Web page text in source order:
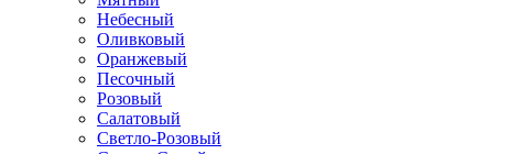
Небесный
Оливковый
Оранжевый
Песочный
Розовый
Салатовый
Светло-Розовый